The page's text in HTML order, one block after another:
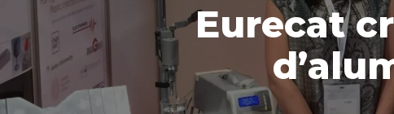
Eurecat